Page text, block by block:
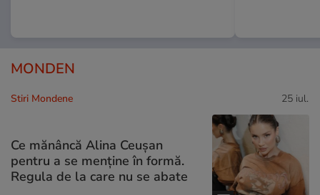
MONDEN
Stiri Mondene 25 iul.
Ce mănâncă Alina Ceușan
pentru a se menține în formă.
Regula de la care nu se abate